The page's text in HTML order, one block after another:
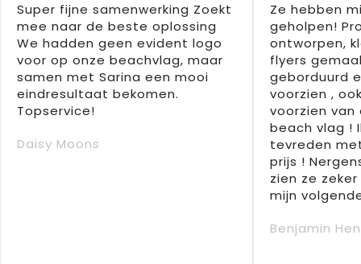
Super fijne samenwerking Zoekt
mee naar de beste oplossing
We hadden geen evident logo
voor op onze beachvlag, maar
samen met Sarina een mooi
eindresultaat bekomen.
Topservice!
Daisy Moons
Ze hebben
geholpen!
ontworpen,
flyers
geborduurd
voorzien ,
voorzien
beach vlag !
tevreden
prijs !
zien ze
mijn
Benjamin